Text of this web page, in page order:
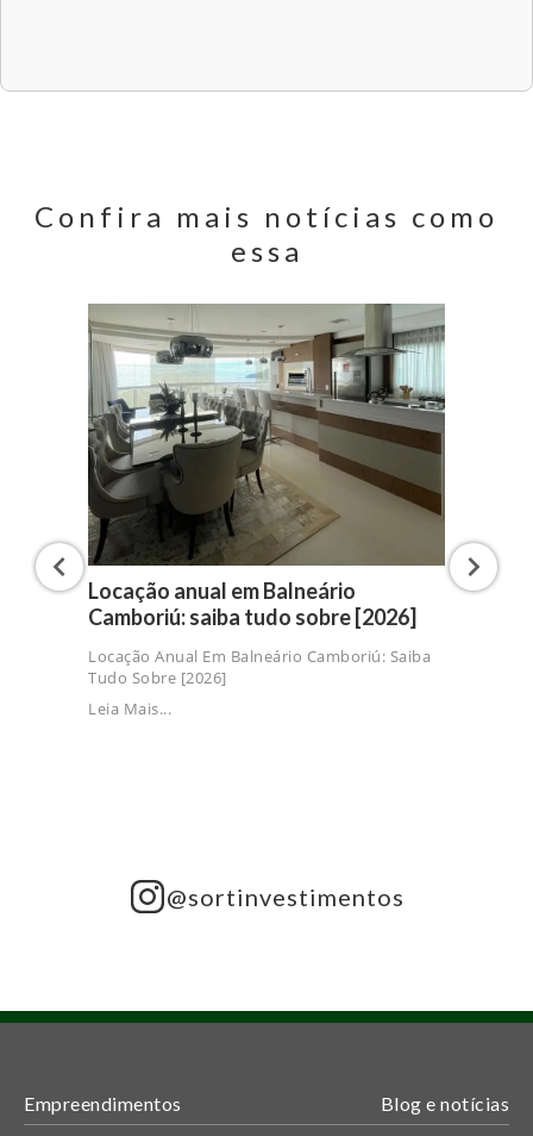
Confira mais notícias como
essa
Locação anual em Balneário
Camboriú: saiba tudo sobre [2026]
Locação Anual Em Balneário Camboriú: Saiba
Tudo Sobre [2026]
Leia Mais...
@sortinvestimentos
Empreendimentos Blog e notícias